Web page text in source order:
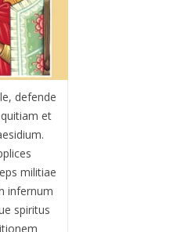
defende
et
militiae
infernum
spiritus